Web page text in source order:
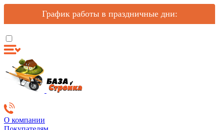
График работы в праздничные дни:
О компании